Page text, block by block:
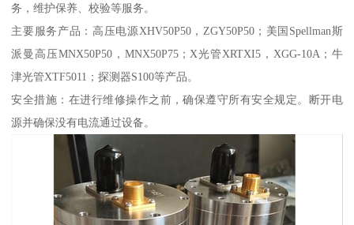
务，维护保养、校验等服务。
主要服务产品：高压电源XHV50P50，ZGY50P50；美国Spellman斯
派曼高压MNX50P50，MNX50P75；X光管XRTXI5，XGG-10A；牛
津光管XTF5011；探测器S100等产品。
安全措施：在进行维修操作之前，确保遵守所有安全规定。断开电
源并确保没有电流通过设备。